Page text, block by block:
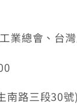
業總會、台
南路三段30號)